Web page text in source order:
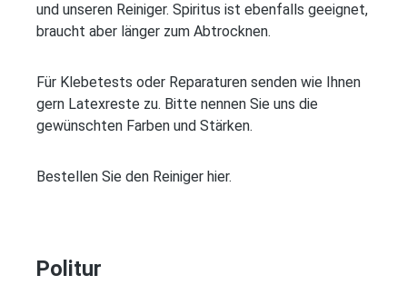
und unseren Reiniger. Spiritus ist ebenfalls geeignet,
braucht aber länger zum Abtrocknen.
Für Klebetests oder Reparaturen senden wie Ihnen
gern Latexreste zu. Bitte nennen Sie uns die
gewünschten Farben und Stärken.
Bestellen Sie den Reiniger hier.
Politur